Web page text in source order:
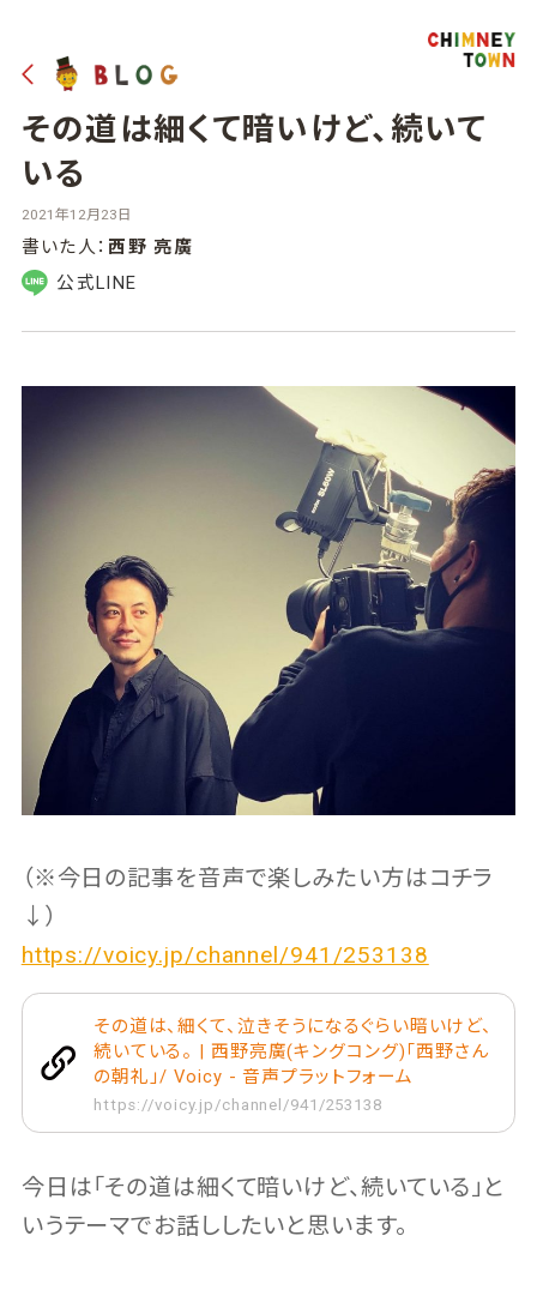
その道は細くて暗いけど、続いて
いる
2021年12月23日
書いた人： 西野 亮廣
公式LINE
（※今日の記事を音声で楽しみたい方はコチラ
↓）
https://voicy.jp/channel/941/253138
その道は、細くて、泣きそうになるぐらい暗いけど、
続いている。 | 西野亮廣(キングコング)「西野さん
の朝礼」/ Voicy - 音声プラットフォーム
https://voicy.jp/channel/941/253138
今日は「その道は細くて暗いけど、続いている」と
いうテーマでお話ししたいと思います。